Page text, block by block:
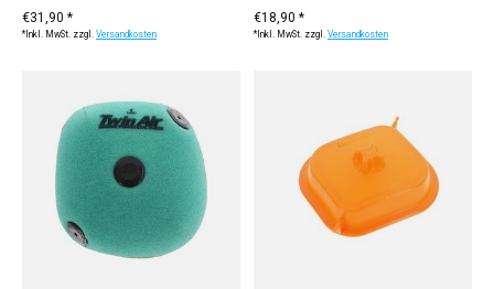
€31,90 *
*Inkl. MwSt. zzgl.Versandkosten
€18,90 *
*Inkl. MwSt. zzgl.Versandkosten